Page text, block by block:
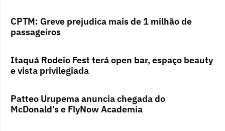
CPTM: Greve prejudica mais de 1 milhão de
passageiros
Itaquá Rodeio Fest terá open bar, espaço beauty
e vista privilegiada
Patteo Urupema anuncia chegada do
McDonald’s e FlyNow Academia